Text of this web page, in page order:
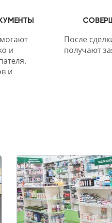
и
и
После
получают